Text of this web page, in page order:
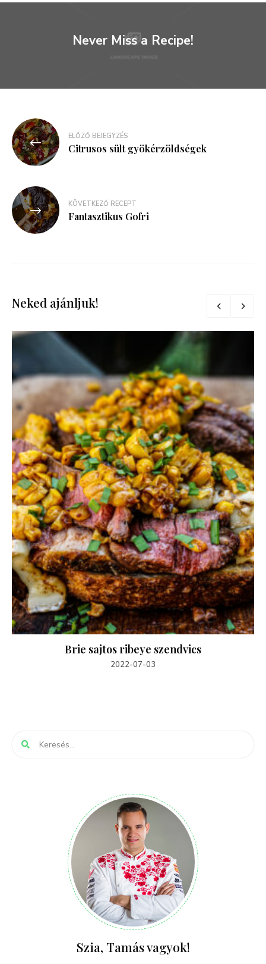
Never Miss a Recipe!
Bejegyzés
navigáció
ELŐZŐ BEJEGYZÉS
Citrusos sült gyökérzöldségek
KÖVETKEZŐ RECEPT
Fantasztikus Gofri
Neked ajánljuk!
Brie sajtos ribeye szendvics
2022-07-03
Szia, Tamás vagyok!